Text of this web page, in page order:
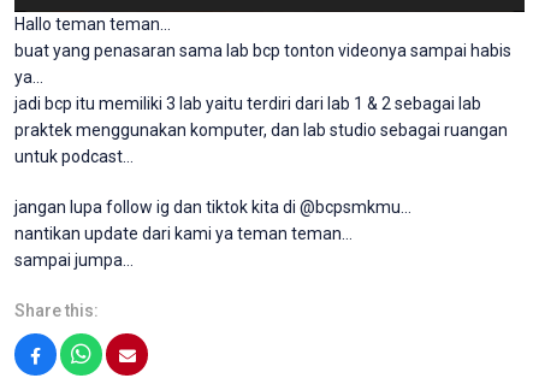
Hallo teman teman…
buat yang penasaran sama lab bcp tonton videonya sampai habis
ya…
jadi bcp itu memiliki 3 lab yaitu terdiri dari lab 1 & 2 sebagai lab
praktek menggunakan komputer, dan lab studio sebagai ruangan
untuk podcast…
jangan lupa follow ig dan tiktok kita di @bcpsmkmu…
nantikan update dari kami ya teman teman…
sampai jumpa…
Share this: